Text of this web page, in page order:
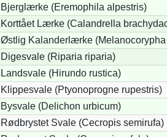
Bjerglærke (Eremophila alpestris)
Korttået Lærke (Calandrella
Østlig Kalanderlærke (Melanocorypha
Digesvale (Riparia riparia)
Landsvale (Hirundo rustica)
Klippesvale (Ptyonoprogne rupestris)
Bysvale (Delichon urbicum)
Rødbrystet Svale (Cecropis semirufa)